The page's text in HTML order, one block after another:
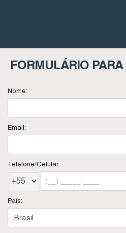
FORMULÁRIO
Nome:
Email:
Telefone/Celular:
País: